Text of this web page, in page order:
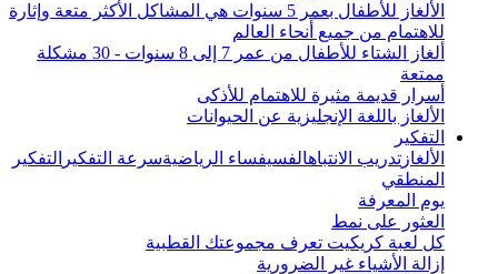
الألغاز للأطفال بعمر 5 سنوات هي المشاكل الأكثر متعة وإثارة
للاهتمام من جميع أنحاء العالم
ألغاز الشتاء للأطفال من عمر 7 إلى 8 سنوات - 30 مشكلة
ممتعة
أسرار قديمة مثيرة للاهتمام للأذكى
الألغاز باللغة الإنجليزية عن الحيوانات
التفكير
الألغاز تدريب الانتباهالفسيفساء الرياضيةسرعة التفكير التفكير
المنطقي
يوم المعرفة
العثور على نمط
كل لعبة كريكيت تعرف مجموعتك القطبية
إزالة الأشياء غير الضرورية